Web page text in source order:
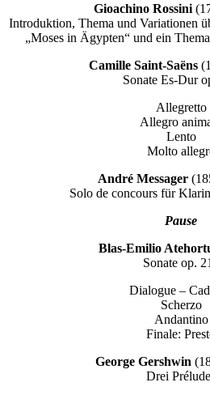
Gioachino Rossini
Introduktion, Thema und Variationen
„Moses in Ägypten“ und ein
Camille Saint-Saëns
Sonate Es-Dur
Allegretto
Allegro
Lento
Molto
André Messager
Solo de concours für
Pause
Blas-Emilio
Sonate op.
Dialogue –
Scherzo
Andantino
Finale:
George Gershwin
Drei